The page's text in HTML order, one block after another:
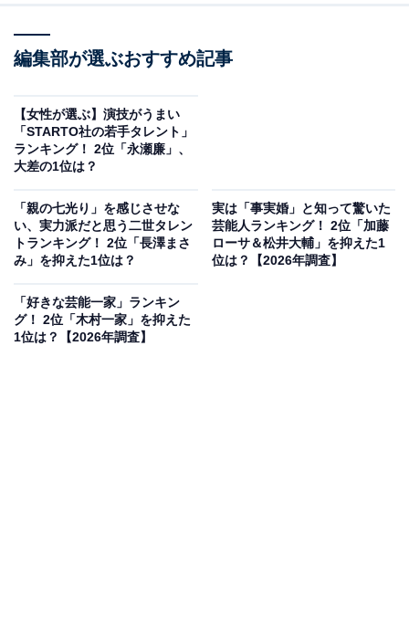
View this post on Instagram
編集部が選ぶおすすめ記事
【女性が選ぶ】演技がうまい
「STARTO社の若手タレント」
ランキング！ 2位「永瀬廉」、
大差の1位は？
「親の七光り」を感じさせな
い、実力派だと思う二世タレン
トランキング！ 2位「長澤まさ
み」を抑えた1位は？
実は「事実婚」と知って驚いた
芸能人ランキング！ 2位「加藤
ローサ＆松井大輔」を抑えた1
位は？【2026年調査】
「好きな芸能一家」ランキン
グ！ 2位「木村一家」を抑えた
1位は？【2026年調査】